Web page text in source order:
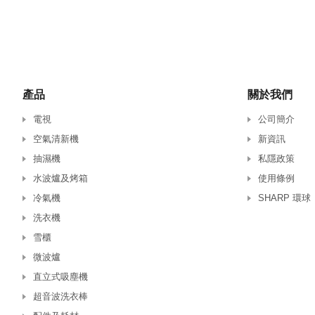
產品
電視
空氣清新機
抽濕機
水波爐及烤箱
冷氣機
洗衣機
雪櫃
微波爐
直立式吸塵機
超音波洗衣棒
關於我們
公司簡介
新資訊
私隱政策
使用條例
SHARP 環球